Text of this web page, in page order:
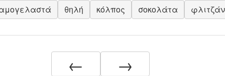
θηλή κόλπος σοκολάτα
← →